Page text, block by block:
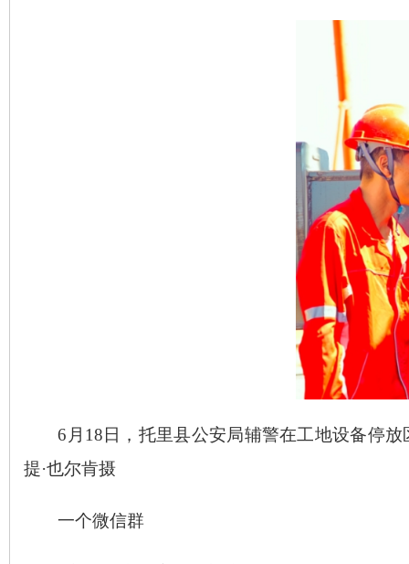
6月18日，托里县公安局辅警在工地设备停
提·也尔肯摄
一个微信群